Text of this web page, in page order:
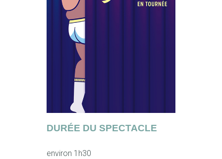
DURÉE DU SPECTACLE
environ 1h30